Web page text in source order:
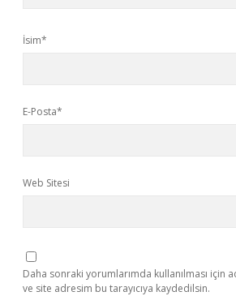
İsim*
E-Posta*
Web Sitesi
Daha sonraki yorumlarımda kullanılması için
ve site adresim bu tarayıcıya kaydedilsin.